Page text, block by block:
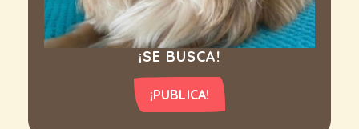
¡SE BUSCA!
¡PUBLICA!